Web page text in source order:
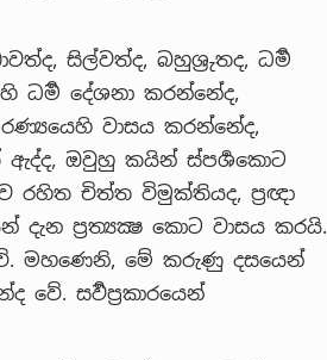
සිල්වත්ද, බහුශ්‍රුතද, ධර්‍ම
ධර්‍ම දේශනා කරන්නේද,
වාසය කරන්නේද,
ඔවුහු කයින් ස්පර්‍ශකොට
රහිත චිත්ත විමුක්තියද, ප්‍රඥා
ප්‍රත්‍යක්‍ෂ කොට වාසය කරයි.
මහණෙනි, මේ කරුණු දසයෙන්
සර්‍වප්‍රකාරයෙන්